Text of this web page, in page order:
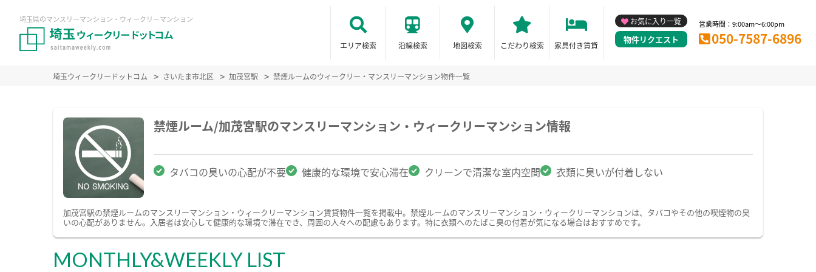
埼玉県のマンスリーマンション・ウィークリーマンション
エリア検索 沿線検索 地図検索 こだわり検索 家具付き賃貸
お気に入り一覧
物件リクエスト
営業時間：9:00am～6:00pm
050-7587-6896
埼玉ウィークリードットコム さいたま市北区 加茂宮駅 禁煙ルームのウィークリー・マンスリーマンション物件一覧
禁煙ルーム/加茂宮駅のマンスリーマンション・ウィークリーマンション情報
タバコの臭いの心配が不要 健康的な環境で安心滞在 クリーンで清潔な室内空間 衣類に臭いが付着しない
加茂宮駅の禁煙ルームのマンスリーマンション・ウィークリーマンション賃貸物件一覧を掲載中。禁煙ルームのマンスリーマンション・ウィークリーマンションは、タバコやその他の喫煙物の臭
いの心配がありません。入居者は安心して健康的な環境で滞在でき、周囲の人々への配慮もあります。特に衣類へのたばこ臭の付着が気になる場合はおすすめです。
MONTHLY&WEEKLY LIST